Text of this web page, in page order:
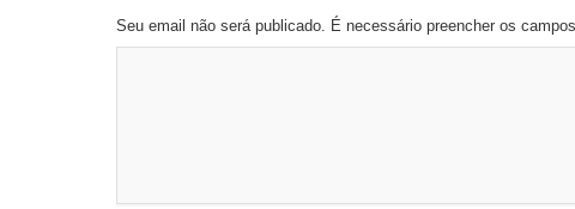
Seu email não será publicado. É necessário preencher os